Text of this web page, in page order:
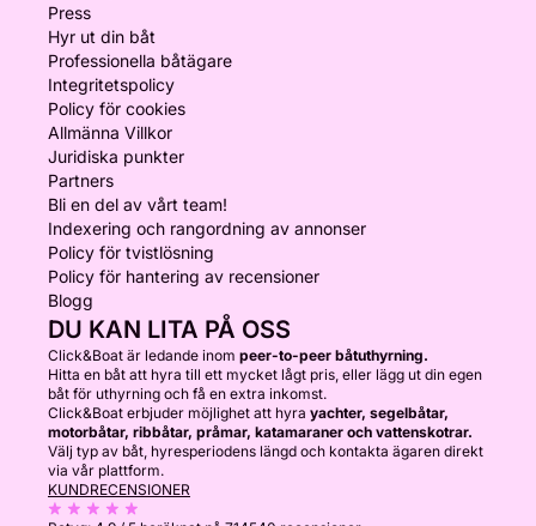
Press
Hyr ut din båt
Professionella båtägare
Integritetspolicy
Policy för cookies
Allmänna Villkor
Juridiska punkter
Partners
Bli en del av vårt team!
Indexering och rangordning av annonser
Policy för tvistlösning
Policy för hantering av recensioner
Blogg
DU KAN LITA PÅ OSS
Click&Boat är ledande inom peer-to-peer båtuthyrning.
Hitta en båt att hyra till ett mycket lågt pris, eller lägg ut din egen
båt för uthyrning och få en extra inkomst.
Click&Boat erbjuder möjlighet att hyra yachter, segelbåtar,
motorbåtar, ribbåtar, pråmar, katamaraner och vattenskotrar.
Välj typ av båt, hyresperiodens längd och kontakta ägaren direkt
via vår plattform.
KUNDRECENSIONER